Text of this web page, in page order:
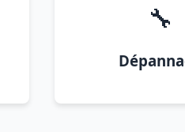
🔧